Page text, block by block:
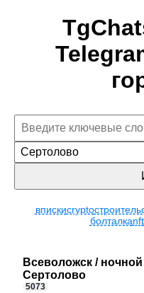
Сертолово
впискиcrypto
болталкаnft
Всеволожск /
Сертолово
5073